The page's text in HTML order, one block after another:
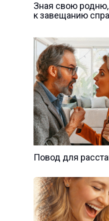
Зная свою
к завещанию
Повод для